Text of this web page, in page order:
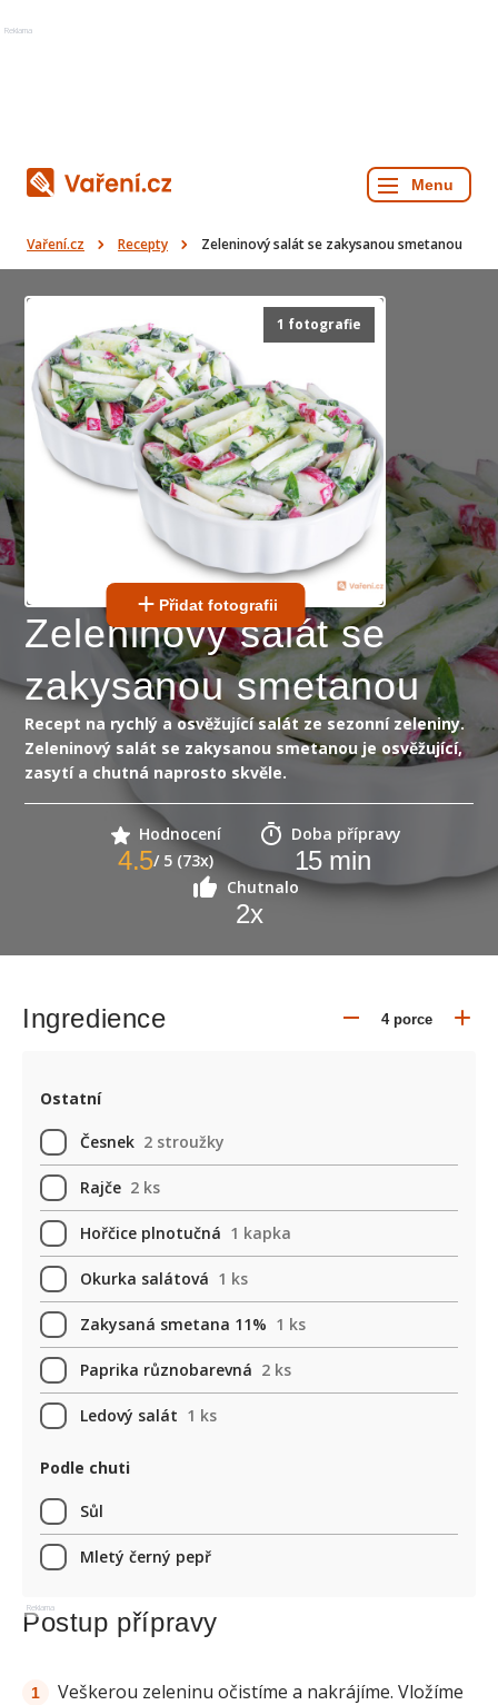
Reklama
Vaření.cz Recepty Zeleninový salát se zakysanou smetanou
1 fotografie
Přidat fotografii
Zeleninový salát se
zakysanou smetanou
Recept na rychlý a osvěžující salát ze sezonní zeleniny.
Zeleninový salát se zakysanou smetanou je osvěžující,
zasytí a chutná naprosto skvěle.
Hodnocení
4.5/ 5 (73x)
Doba přípravy
15min
Chutnalo
2x
Ingredience
Ostatní
Česnek 2 stroužky
Rajče 2 ks
Hořčice plnotučná 1 kapka
Okurka salátová 1 ks
Zakysaná smetana 11% 1 ks
Paprika různobarevná 2 ks
Ledový salát 1 ks
Podle chuti
Sůl
Mletý černý pepř
Reklama
Postup přípravy
Veškerou zeleninu očistíme a nakrájíme. Vložíme